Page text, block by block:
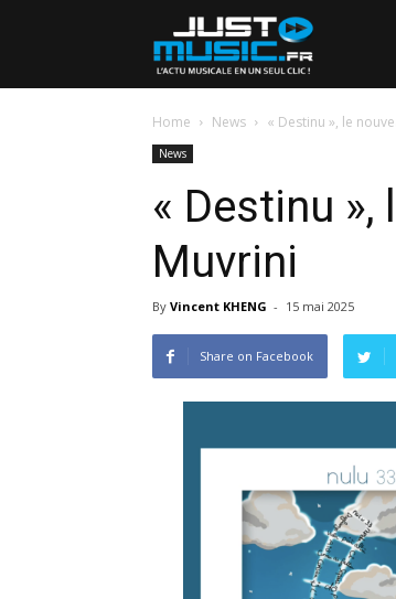
Home News « Destinu », le
News
« Destinu »,
Muvrini
By Vincent KHENG - 15 mai 2025
Share on Facebook